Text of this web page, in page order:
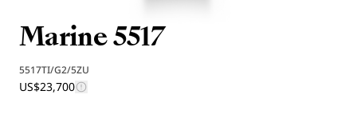
Marine 5517
5517TI/G2/5ZU
US$23,700